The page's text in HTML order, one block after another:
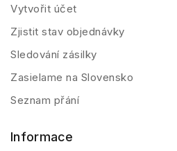
Vytvořit účet
Zjistit stav objednávky
Sledování zásilky
Zasielame na Slovensko
Seznam přání
Informace